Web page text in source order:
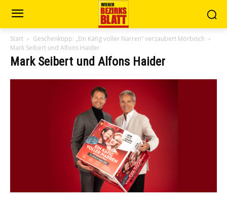
Start
Geschenktipp: „Ein Käfig voller Narren“ verzaubert Mörbisch
Mark Seibert und Alfons Haider
Mark Seibert und Alfons Haider